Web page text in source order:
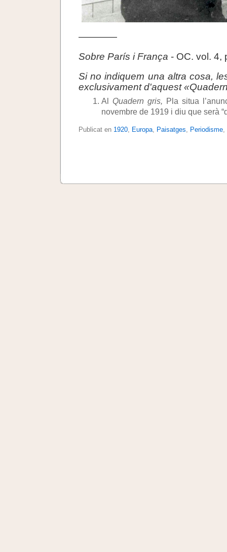
————
Sobre París i França - OC. vol. 4,
Si no indiquem una altra cosa,
exclusivament d'aquest
Al Quadern gris, Pla situa
novembre de 1919 i diu que serà
Publicat en 1920, Europa, Paisatges, Periodisme,